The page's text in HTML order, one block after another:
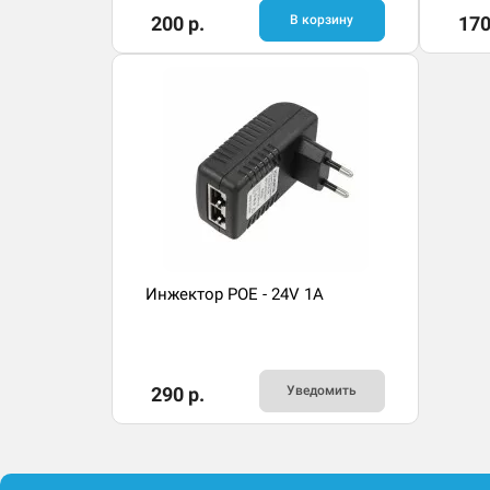
200 р. В корзину
Инжектор POE - 24V 1A
290 р. Уведомить